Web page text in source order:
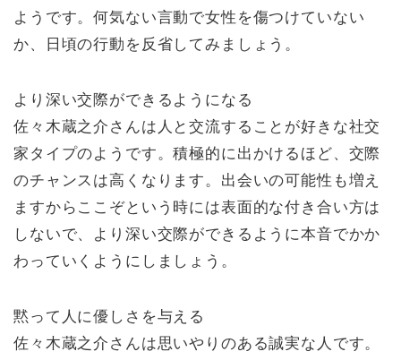
ようです。何気ない言動で女性を傷つけていない
か、日頃の行動を反省してみましょう。
より深い交際ができるようになる
佐々木蔵之介さんは人と交流することが好きな社交
家タイプのようです。積極的に出かけるほど、交際
のチャンスは高くなります。出会いの可能性も増え
ますからここぞという時には表面的な付き合い方は
しないで、より深い交際ができるように本音でかか
わっていくようにしましょう。
黙って人に優しさを与える
佐々木蔵之介さんは思いやりのある誠実な人です。